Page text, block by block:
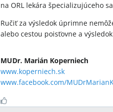
na ORL lekára špecializujúceho
Ručiť za výsledok úprimne
alebo cestou poisťovne a
MUDr. Marián Koperniech
www.koperniech.sk
www.facebook.com/